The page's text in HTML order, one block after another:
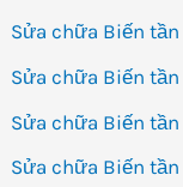
Sửa chữa Biến
Sửa chữa Biến tần
Sửa chữa Biến tần
Sửa chữa Biến tần